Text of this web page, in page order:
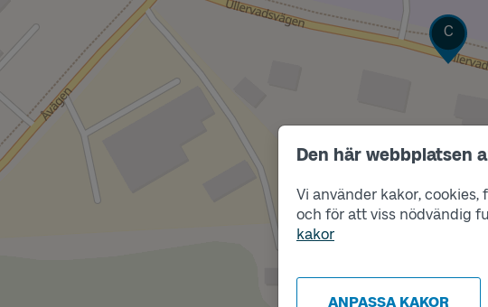
Den här webbplatsen
Vi använder kakor,
och för att viss nödvändig
kakor
ANPASSA KAKOR
Läge
C